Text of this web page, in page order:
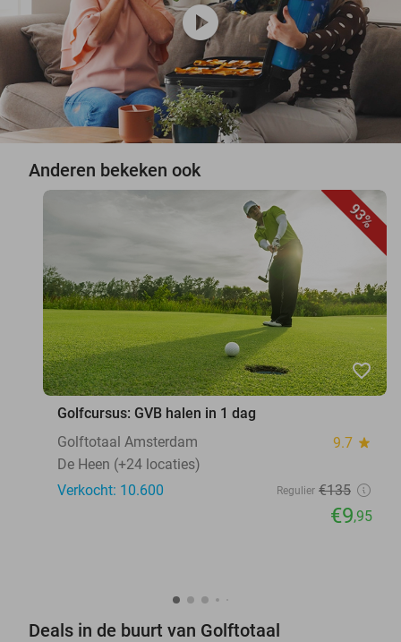
play_circle
Anderen bekeken ook
93%
favorite_border
Golfcursus: GVB halen in 1 dag
Golftotaal Amsterdam
9.7 star
De Heen (+24 locaties)
Verkocht: 10.600
Regulier €135
€9,95
Deals in de buurt van Golftotaal